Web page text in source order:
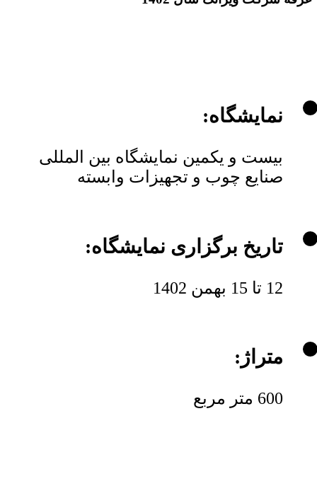
نمایشگاه:
بیست و یکمین نمایشگاه بین المللی
صنایع چوب و تجهیزات وابسته
تاریخ برگزاری نمایشگاه:
12 تا 15 بهمن 1402
متراژ:
600 متر مربع